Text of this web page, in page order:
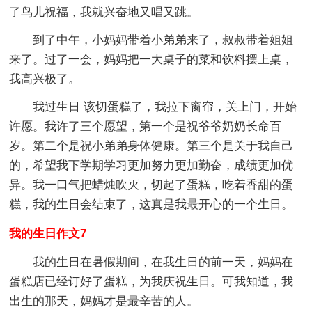
了鸟儿祝福，我就兴奋地又唱又跳。
到了中午，小妈妈带着小弟弟来了，叔叔带着姐姐
来了。过了一会，妈妈把一大桌子的菜和饮料摆上桌，
我高兴极了。
我过生日 该切蛋糕了，我拉下窗帘，关上门，开始
许愿。我许了三个愿望，第一个是祝爷爷奶奶长命百
岁。第二个是祝小弟弟身体健康。第三个是关于我自己
的，希望我下学期学习更加努力更加勤奋，成绩更加优
异。我一口气把蜡烛吹灭，切起了蛋糕，吃着香甜的蛋
糕，我的生日会结束了，这真是我最开心的一个生日。
我的生日作文7
我的生日在暑假期间，在我生日的前一天，妈妈在
蛋糕店已经订好了蛋糕，为我庆祝生日。可我知道，我
出生的那天，妈妈才是最辛苦的人。